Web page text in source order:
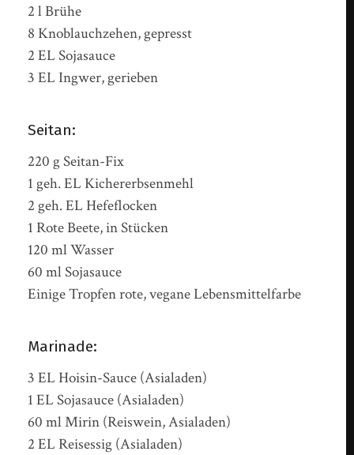
2 l Brühe
8 Knoblauchzehen, gepresst
2 EL Sojasauce
3 EL Ingwer, gerieben
Seitan:
220 g Seitan-Fix
1 geh. EL Kichererbsenmehl
2 geh. EL Hefeflocken
1 Rote Beete, in Stücken
120 ml Wasser
60 ml Sojasauce
Einige Tropfen rote, vegane Lebensmittelfarbe
Marinade:
3 EL Hoisin-Sauce (Asialaden)
1 EL Sojasauce (Asialaden)
60 ml Mirin (Reiswein, Asialaden)
2 EL Reisessig (Asialaden)